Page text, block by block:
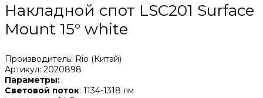
Накладной спот LSC201 Surface
Mount 15° white
Производитель: Rio (Китай)
Артикул: 2020898
Параметры:
Световой поток: 1134-1318 лм